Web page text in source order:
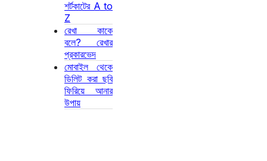
শর্টকাটের A to
Z
রেখা কাকে
বলে? রেখার
প্রকারভেদ
মোবাইল থেকে
ডিলিট করা ছবি
ফিরিয়ে আনার
উপায়